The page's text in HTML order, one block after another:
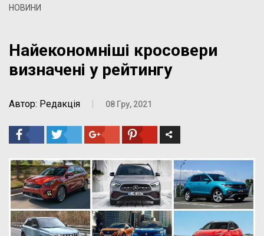
НОВИНИ
Найекономніші кросовери
визначені у рейтингу
Автор: Редакція | 08 Гру, 2021